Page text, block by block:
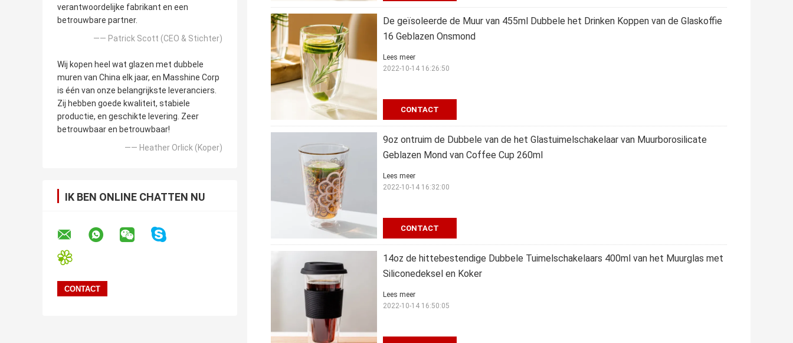
verantwoordelijke fabrikant en een
betrouwbare partner.
—— Patrick Scott (CEO & Stichter)
Wij kopen heel wat glazen met dubbele
muren van China elk jaar, en Masshine Corp
is één van onze belangrijkste leveranciers.
Zij hebben goede kwaliteit, stabiele
productie, en geschikte levering. Zeer
betrouwbaar en betrouwbaar!
—— Heather Orlick (Koper)
IK BEN ONLINE CHATTEN NU
De geïsoleerde de Muur van 455ml Dubbele het Drinken Koppen van de Glaskoffie
16 Geblazen Onsmond
CONTACT
Lees meer
2022-10-14 16:26:50
9oz ontruim de Dubbele van de het Glastuimelschakelaar van Muurborosilicate
Geblazen Mond van Coffee Cup 260ml
CONTACT
Lees meer
2022-10-14 16:32:00
14oz de hittebestendige Dubbele Tuimelschakelaars 400ml van het Muurglas met
Siliconedeksel en Koker
Lees meer
2022-10-14 16:50:05